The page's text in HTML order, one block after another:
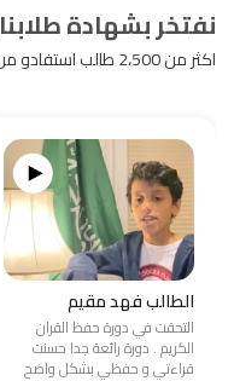
نفتخر بشهادة طلابنا
اكثر من 2،500 طالب استفادو من منصة مدربي
الطالب فهد مقيم
التحقت في دورة حفظ القران
الكريم . دورة رائعة جدا حسنت
قراءتي و حفظي بشكل واضح